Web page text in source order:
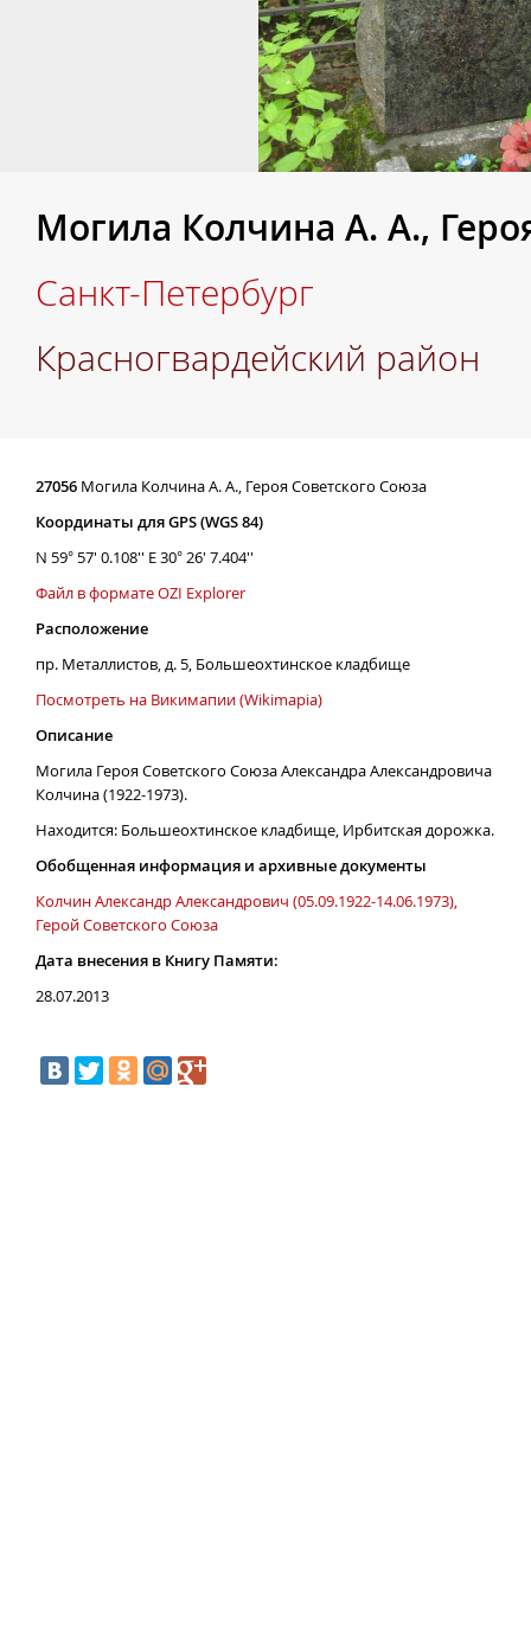
Могила Колчина А. А.,
Санкт-Петербург
Красногвардейский район
27056 Могила Колчина А. А., Героя Советского Союза
Координаты для GPS (WGS 84)
N 59° 57' 0.108'' E 30° 26' 7.404''
Файл в формате OZI Explorer
Расположение
пр. Металлистов, д. 5, Большеохтинское кладбище
Посмотреть на Викимапии (Wikimapia)
Описание
Могила Героя Советского Союза Александра Александровича
Колчина (1922-1973).
Находится: Большеохтинское кладбище, Ирбитская дорожка.
Обобщенная информация и архивные документы
Колчин Александр Александрович (05.09.1922-14.06.1973),
Герой Советского Союза
Дата внесения в Книгу Памяти:
28.07.2013